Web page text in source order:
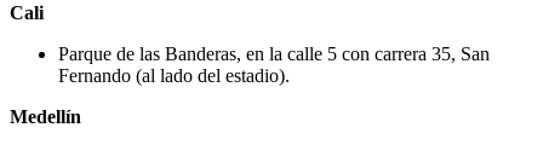
Cali
Parque de las Banderas, en la calle 5 con carrera 35, San
Fernando (al lado del estadio).
Medellín